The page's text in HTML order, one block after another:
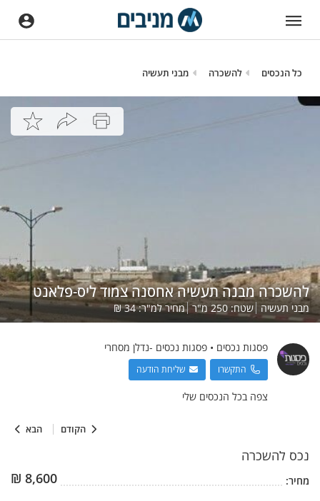
כל הנכסים להשכרה מבני תעשיה
הקודם הבא
להשכרה מבנה תעשיה אחסנה צמוד ליס-פלאנט
מבני תעשיה שטח:250מ"ר מחיר למ"ר:34
₪
פסגות נכסים • פסגות נכסים -נדלן מסחרי
התקשרו שליחת הודעה
צפה בכל הנכסים שלי
נכס להשכרה
מחיר: 8,600
₪